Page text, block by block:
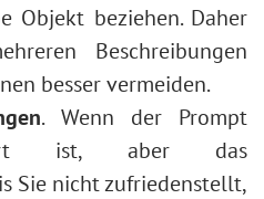
Objekt beziehen. Daher
Beschreibungen
besser vermeiden.
. Wenn der Prompt
ist, aber das
Sie nicht zufriedenstellt,